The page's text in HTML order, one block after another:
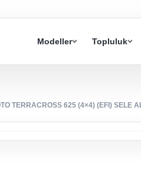
Modeller Topluluk
TERRACROSS 625 (4×4) (EFI) SELE